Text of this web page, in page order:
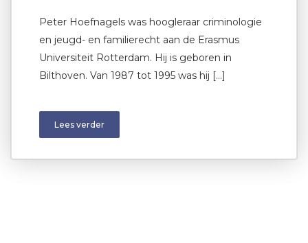
Peter Hoefnagels was hoogleraar criminologie
en jeugd- en familierecht aan de Erasmus
Universiteit Rotterdam. Hij is geboren in
Bilthoven. Van 1987 tot 1995 was hij […]
Lees verder